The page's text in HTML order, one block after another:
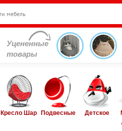
Уцененные
товары
Кресло Шар Подвесные Детское